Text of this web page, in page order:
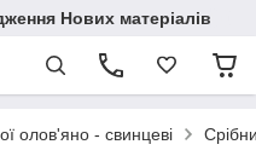
Нових матеріалів
олов'яно - свинцеві